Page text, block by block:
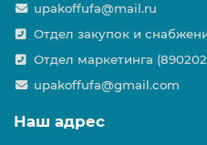
upakoffufa@mail.ru
Отдел закупок и
Отдел маркетинга
upakoffufa@gmail.com
Наш адрес